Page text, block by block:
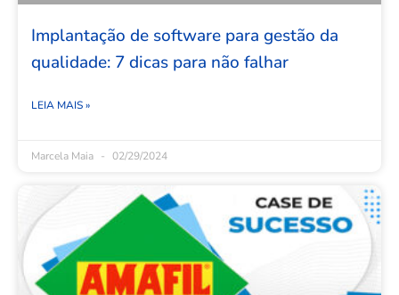
Implantação de software para gestão da
qualidade: 7 dicas para não falhar
LEIA MAIS »
Marcela Maia 02/29/2024